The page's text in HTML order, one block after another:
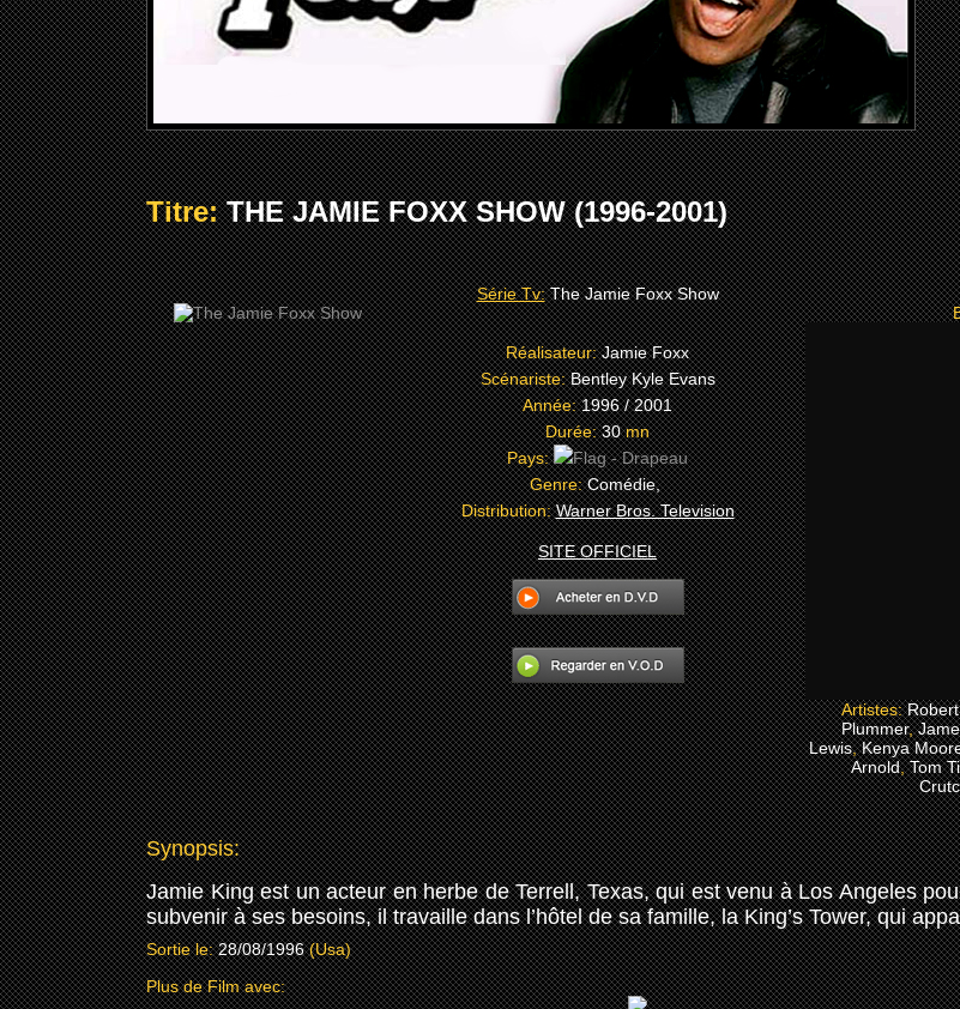
Titre:THE JAMIE FOXX SHOW (1996-2001)
Série Tv: The Jamie Foxx Show
Réalisateur:Jamie Foxx
Scénariste:Bentley Kyle Evans
Année:1996 / 2001
Durée:30mn
Pays:
Genre:Comédie,
Distribution:Warner Bros. Television
SITE OFFICIEL
Artistes:Robert
Plummer,
Lewis,Kenya
Arnold,Tom
Synopsis:
Jamie King est un acteur en herbe de Terrell, Texas, qui est venu à Los Angeles
subvenir à ses besoins, il travaille dans l’hôtel de sa famille, la King’s Tower, qui
Sortie le: 28/08/1996 (Usa)
Plus de Film avec: